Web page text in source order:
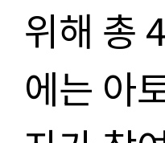
위해 총
에는 아